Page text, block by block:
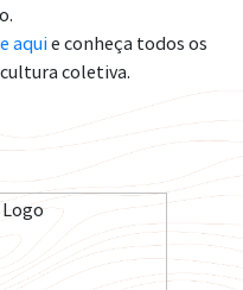
aquie conheça todos os
coletiva.